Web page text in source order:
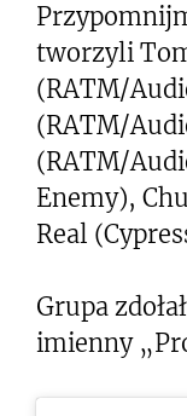
tworzyli
(RATM/
(RATM/
(RATM/
Enemy),
Real
Grupa
imienny